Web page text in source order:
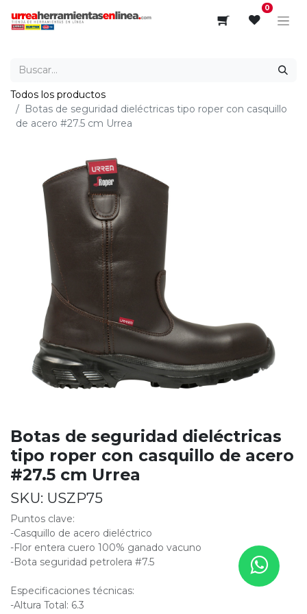
0
Todos los productos
Botas de seguridad dieléctricas tipo roper con casquillo
de acero #27.5 cm Urrea
Botas de seguridad dieléctricas
tipo roper con casquillo de acero
#27.5 cm Urrea
SKU: USZP75
Puntos clave:
-Casquillo de acero dieléctrico
-Flor entera cuero 100% ganado vacuno
-Bota seguridad petrolera #7.5
Especificaciones técnicas:
-Altura Total: 6.3